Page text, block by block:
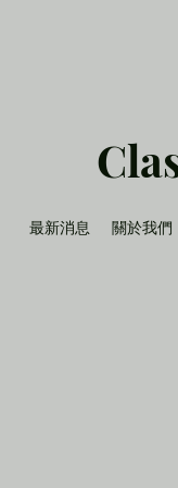
最新消息 關於我們